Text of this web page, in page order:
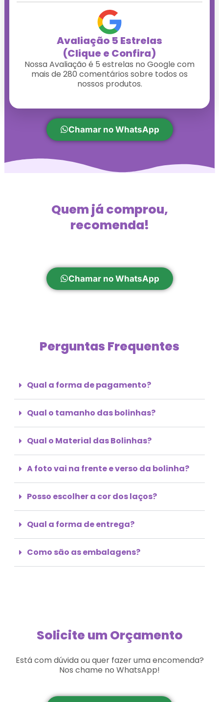
Avaliação 5 Estrelas
(Clique e Confira)
Nossa Avaliação é 5 estrelas no Google com
mais de 280 comentários sobre todos os
nossos produtos.
Chamar no WhatsApp
Quem já comprou,
recomenda!
Chamar no WhatsApp
Perguntas Frequentes
Qual a forma de pagamento?
Qual o tamanho das bolinhas?
Qual o Material das Bolinhas?
A foto vai na frente e verso da bolinha?
Posso escolher a cor dos laços?
Qual a forma de entrega?
Como são as embalagens?
Solicite um Orçamento
Está com dúvida ou quer fazer uma encomenda?
Nos chame no WhatsApp!